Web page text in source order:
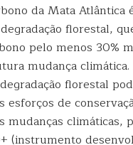
da Mata Atlântica
florestal,
pelo menos 30%
mudança
florestal
esforços de
mudanças climáticas,
(instrumento